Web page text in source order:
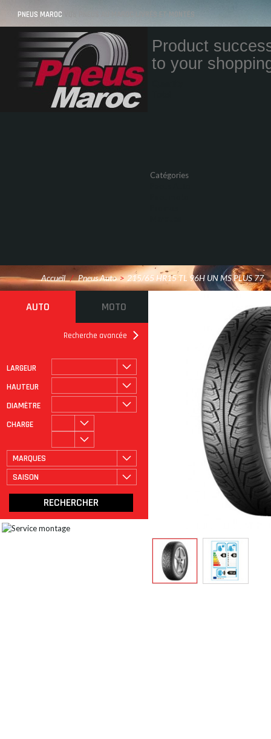
PNEUS MAROC VOS PNEUS AU MAROC LIVRÉS ET MONTÉS
Product
to your
Catégories
Accueil / Pneus Auto > 215/65 HR15 TL 96H UN MS PLUS 77
AUTO MOTO
Recherche avancée
LARGEUR
HAUTEUR
DIAMÈTRE
CHARGE
MARQUES
SAISON
ROULAGE À PLAT